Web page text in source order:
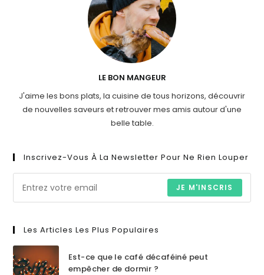
LE BON MANGEUR
J'aime les bons plats, la cuisine de tous horizons, découvrir
de nouvelles saveurs et retrouver mes amis autour d'une
belle table.
Inscrivez-Vous À La Newsletter Pour Ne Rien Louper
JE M'INSCRIS
Les Articles Les Plus Populaires
Est-ce que le café décaféiné peut
empêcher de dormir ?